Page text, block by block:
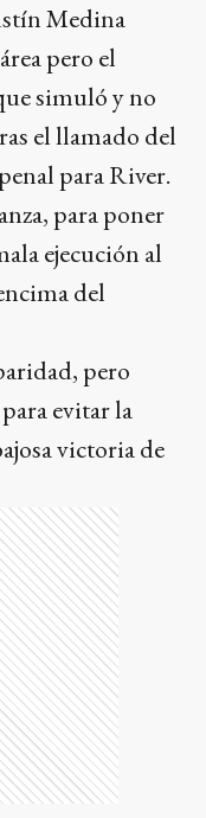
Medina
pero el
simuló y no
el llamado del
para River.
para poner
ejecución al
del
pero
evitar la
victoria de